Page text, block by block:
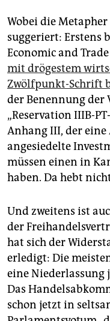
Wobei die
suggeriert: Erstens
Economic and
mit drögestem
Zwölfpunkt-Schrift
der Benennung der
„Reservation IIIB-
Anhang III, der
angesiedelte
müssen einen in
haben. Da hebt
Und zweitens ist
der
hat sich der
erledigt: Die
eine Niederlassung
Das
schon jetzt in